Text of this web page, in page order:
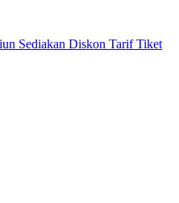
Sediakan Diskon Tarif Tiket